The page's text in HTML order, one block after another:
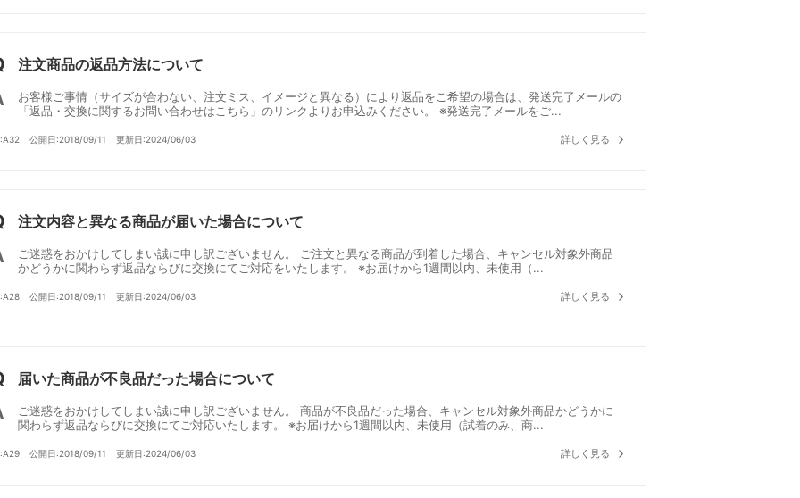
注文商品の返品方法について
お客様ご事情（サイズが合わない、注文ミス、イメージと異なる）により返品をご希望の場合は、発送完了メールの
「返品・交換に関するお問い合わせはこちら」のリンクよりお申込みください。 ※発送完了メールをご...
公開日:2018/09/11 更新日:2024/06/03 詳しく見る
注文内容と異なる商品が届いた場合について
ご迷惑をおかけしてしまい誠に申し訳ございません。 ご注文と異なる商品が到着した場合、キャンセル対象外商品
かどうかに関わらず返品ならびに交換にてご対応をいたします。 ※お届けから1週間以内、未使用（...
公開日:2018/09/11 更新日:2024/06/03 詳しく見る
届いた商品が不良品だった場合について
ご迷惑をおかけしてしまい誠に申し訳ございません。 商品が不良品だった場合、キャンセル対象外商品かどうかに
関わらず返品ならびに交換にてご対応いたします。 ※お届けから1週間以内、未使用（試着のみ、商...
公開日:2018/09/11 更新日:2024/06/03 詳しく見る